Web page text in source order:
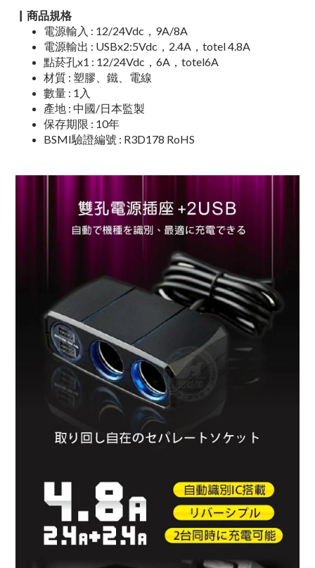
▏商品規格
電源輸入 : 12/24Vdc，9A/8A
電源輸出 : USBx2:5Vdc，2.4A，totel 4.8A
點菸孔x1 : 12/24Vdc，6A，totel6A
材質 : 塑膠、鐵、電線
數量 : 1入
產地 : 中國/日本監製
保存期限 : 10年
BSMI驗證編號 : R3D178 RoHS